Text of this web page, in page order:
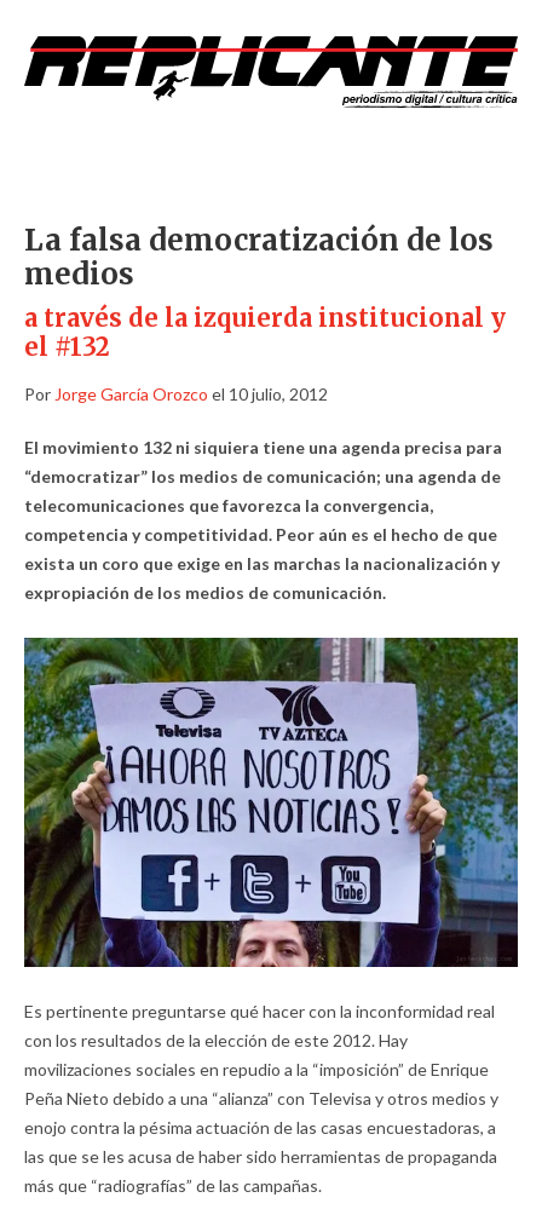
La falsa democratización de los
medios
a través de la izquierda institucional y
el #132
Por Jorge García Orozco el 10 julio, 2012
El movimiento 132 ni siquiera tiene una agenda precisa para
“democratizar” los medios de comunicación; una agenda de
telecomunicaciones que favorezca la convergencia,
competencia y competitividad. Peor aún es el hecho de que
exista un coro que exige en las marchas la nacionalización y
expropiación de los medios de comunicación.
Es pertinente preguntarse qué hacer con la inconformidad real
con los resultados de la elección de este 2012. Hay
movilizaciones sociales en repudio a la “imposición” de Enrique
Peña Nieto debido a una “alianza” con Televisa y otros medios y
enojo contra la pésima actuación de las casas encuestadoras, a
las que se les acusa de haber sido herramientas de propaganda
más que “radiografías” de las campañas.